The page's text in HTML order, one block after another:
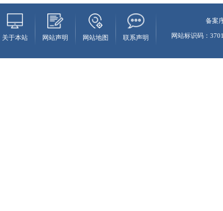
关于本站 网站声明 网站地图 联系声明
备案
网站标识码：